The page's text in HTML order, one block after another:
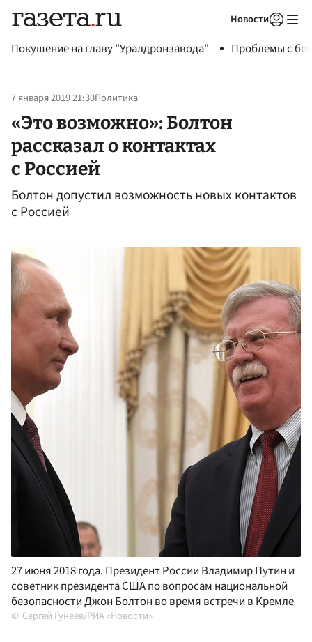
Новости
Покушение на главу "Уралдронзавода" Проблемы с
7 января 2019 21:30Политика
«Это возможно»: Болтон
рассказал о контактах
с Россией
Болтон допустил возможность новых контактов
с Россией
27 июня 2018 года. Президент России Владимир Путин и
советник президента США по вопросам национальной
безопасности Джон Болтон во время встречи в Кремле
Сергей Гунеев/РИА «Новости»